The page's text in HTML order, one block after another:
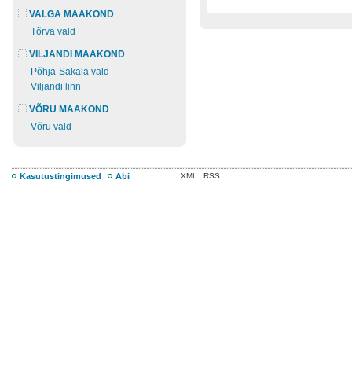
VALGA MAAKOND
Tõrva vald
VILJANDI MAAKOND
Põhja-Sakala vald
Viljandi linn
VÕRU MAAKOND
Võru vald
Kasutustingimused Abi XML RSS